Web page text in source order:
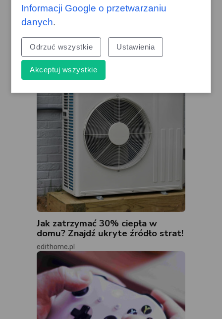
Drewno, których lepiej unikać w
kominku – mogą uszkodzić komin
edithome.pl
Jak zatrzymać 30% ciepła w
domu? Znajdź ukryte źródło strat!
edithome.pl
Informacji Google o przetwarzaniu
danych.
Odrzuć wszystkie Ustawienia
Akceptuj wszystkie